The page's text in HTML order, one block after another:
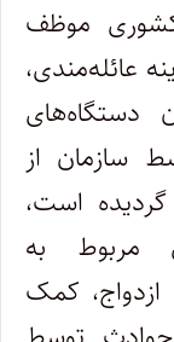
موظف
عائله‌مندی،
دستگاه‌های
سازمان از
گردیده است،
مربوط به
کمک